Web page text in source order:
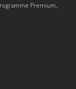
Premium,